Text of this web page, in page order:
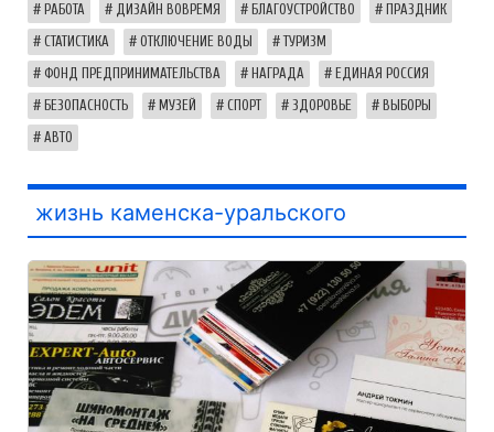
РАБОТА ДИЗАЙН ВОВРЕМЯ БЛАГОУСТРОЙСТВО ПРАЗДНИК
СТАТИСТИКА ОТКЛЮЧЕНИЕ ВОДЫ ТУРИЗМ
ФОНД ПРЕДПРИНИМАТЕЛЬСТВА НАГРАДА ЕДИНАЯ РОССИЯ
БЕЗОПАСНОСТЬ МУЗЕЙ СПОРТ ЗДОРОВЬЕ ВЫБОРЫ
АВТО
жизнь каменска-уральского